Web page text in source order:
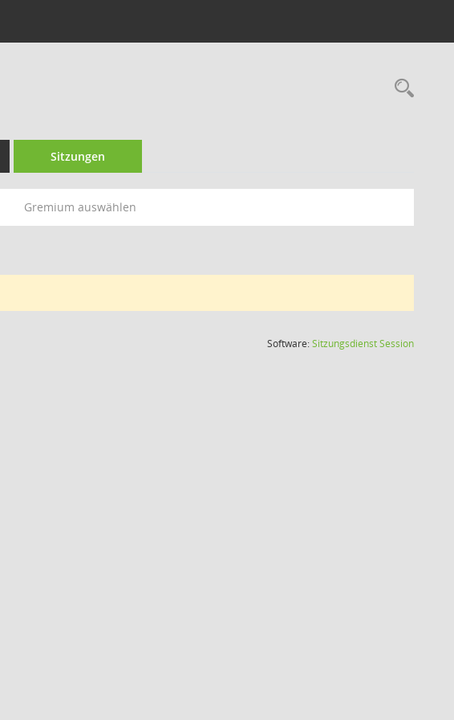
Sitzungen
Gremium auswählen
Software:SitzungsdienstSession(Wird in